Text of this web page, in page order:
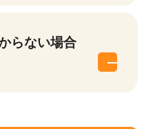
らない場合